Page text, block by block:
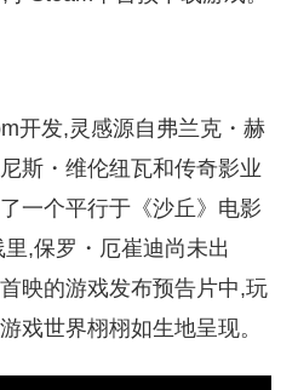
开发,灵感源自弗兰克・赫
斯・维伦纽瓦和传奇影业
一个平行于《沙丘》电影
,保罗・厄崔迪尚未出
映的游戏发布预告片中,玩
戏世界栩栩如生地呈现。